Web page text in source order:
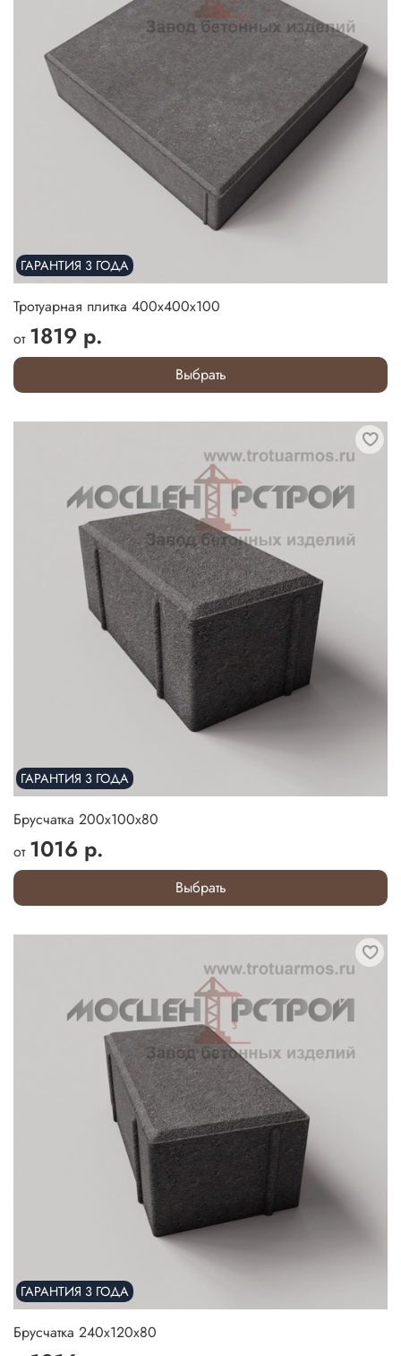
ГАРАНТИЯ 3 ГОДА
Тротуарная плитка 400х400х100
от 1819 р.
Выбрать
ГАРАНТИЯ 3 ГОДА
Брусчатка 200х100х80
от 1016 р.
Выбрать
ГАРАНТИЯ 3 ГОДА
Брусчатка 240х120х80